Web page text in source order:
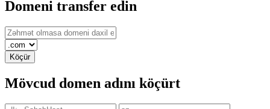
Domeni transfer edin
Köçür
Mövcud domen adını köçürt